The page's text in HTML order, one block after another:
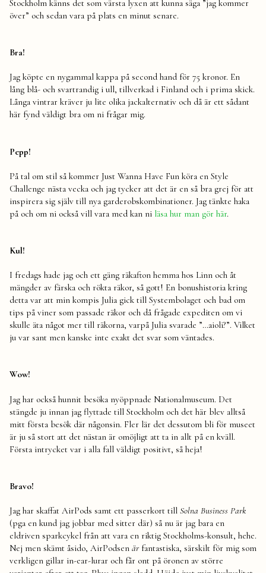
Stockholm känns det som värsta lyxen att kunna säga ”jag kommer
över” och sedan vara på plats en minut senare.
Bra!
Jag köpte en nygammal kappa på second hand för 75 kronor. En
lång blå- och svartrandig i ull, tillverkad i Finland och i prima skick.
Långa vintrar kräver ju lite olika jackalternativ och då är ett sådant
här fynd väldigt bra om ni frågar mig.
Pepp!
På tal om stil så kommer Just Wanna Have Fun köra en Style
Challenge nästa vecka och jag tycker att det är en så bra grej för att
inspirera sig själv till nya garderobskombinationer. Jag tänkte haka
på och om ni också vill vara med kan ni läsa hur man gör här.
Kul!
I fredags hade jag och ett gäng räkafton hemma hos Linn och åt
mängder av färska och rökta räkor, så gott! En bonushistoria kring
detta var att min kompis Julia gick till Systembolaget och bad om
tips på viner som passade räkor och då frågade expediten om vi
skulle äta något mer till räkorna, varpå Julia svarade ”…aioli?”. Vilket
ju var sant men kanske inte exakt det svar som väntades.
Wow!
Jag har också hunnit besöka nyöppnade Nationalmuseum. Det
stängde ju innan jag flyttade till Stockholm och det här blev alltså
mitt första besök där någonsin. Fler lär det dessutom bli för museet
är ju så stort att det nästan är omöjligt att ta in allt på en kväll.
Första intrycket var i alla fall väldigt positivt, så heja!
Bravo!
Jag har skaffat AirPods samt ett passerkort till Solna Business Park
(pga en kund jag jobbar med sitter där) så nu är jag bara en
eldriven sparkcykel från att vara en riktig Stockholms-konsult, hehe.
Nej men skämt åsido, AirPodsen ärfantastiska, särskilt för mig som
verkligen gillar in-ear-lurar och får ont på öronen av större